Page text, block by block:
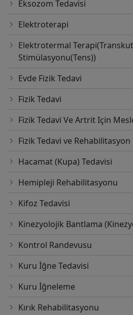
Eksozom Tedavisi
Elektroterapi
Elektrotermal
Stimülasyonu(Tens))
Evde Fizik Tedavi
Fizik Tedavi
Fizik Tedavi Ve Artrit Için
Fizik Tedavi ve
Hacamat (Kupa) Tedavisi
Hemipleji Rehabilitasyonu
Kifoz Tedavisi
Kinezyolojik Bantlama
Kontrol Randevusu
Kuru İğne Tedavisi
Kuru İğneleme
Kırık Rehabilitasyonu